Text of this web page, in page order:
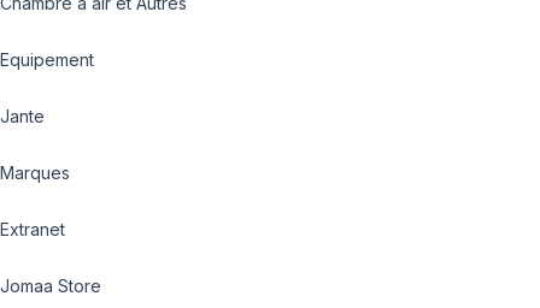
Equipement
Jante
Marques
Extranet
Jomaa Store